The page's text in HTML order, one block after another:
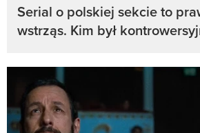
Serial o polskiej sekcie to
wstrząs. Kim był